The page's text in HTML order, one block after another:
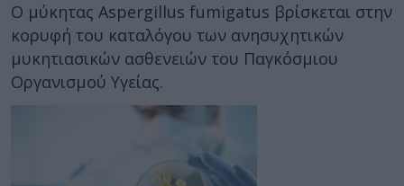
Ο μύκητας Aspergillus fumigatus βρίσκεται στην
κορυφή του καταλόγου των ανησυχητικών
μυκητιασικών ασθενειών του Παγκόσμιου
Οργανισμού Υγείας.